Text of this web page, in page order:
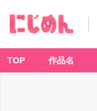
TOP 作品名